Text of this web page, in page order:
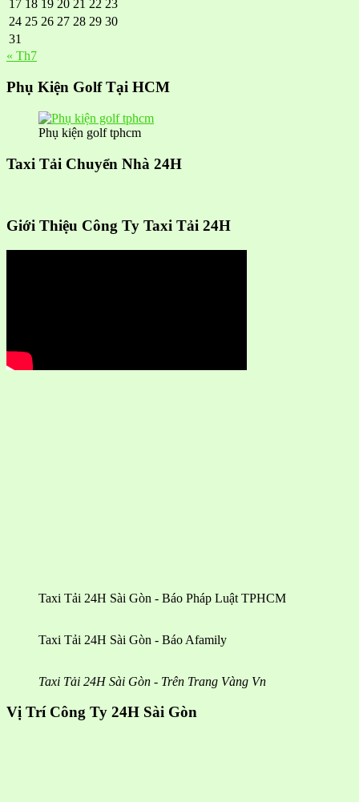
17 18 19 20 21 22 23
24 25 26 27 28 29 30
31
« Th7
Phụ Kiện Golf Tại HCM
Phụ kiện golf tphcm
Taxi Tải Chuyển Nhà 24H
Giới Thiệu Công Ty Taxi Tải 24H
Taxi Tải 24H Sài Gòn - Báo Pháp Luật TPHCM
Taxi Tải 24H Sài Gòn - Báo Afamily
Taxi Tải 24H Sài Gòn - Trên Trang Vàng Vn
Vị Trí Công Ty 24H Sài Gòn